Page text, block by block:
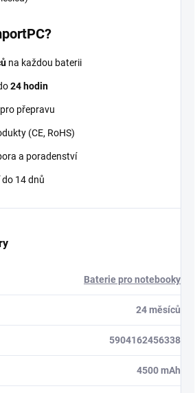
na každou baterii
24 hodin
přepravu
(CE, RoHS)
a poradenství
14 dnů
Baterie pro notebooky
24 měsíců
5904162456338
4500 mAh